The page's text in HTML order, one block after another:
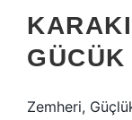
Zemheri,